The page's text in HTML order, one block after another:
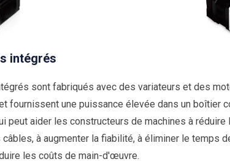
intégrés
sont fabriqués avec des variateurs et des
fournissent une puissance élevée dans un boîtier
peut aider les constructeurs de machines à réduire
à augmenter la fiabilité, à éliminer le temps
les coûts de main-d'œuvre.